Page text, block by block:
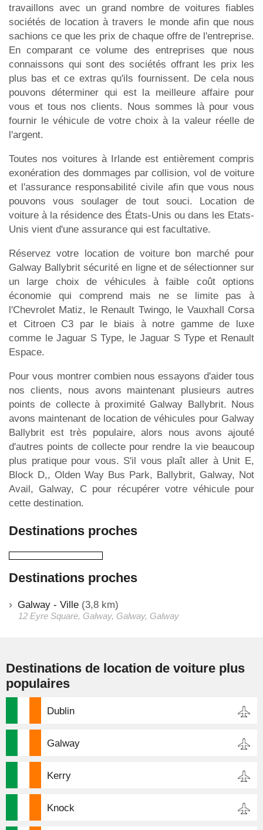
travaillons avec un grand nombre de voitures fiables
sociétés de location à travers le monde afin que nous
sachions ce que les prix de chaque offre de l'entreprise.
En comparant ce volume des entreprises que nous
connaissons qui sont des sociétés offrant les prix les
plus bas et ce extras qu'ils fournissent. De cela nous
pouvons déterminer qui est la meilleure affaire pour
vous et tous nos clients. Nous sommes là pour vous
fournir le véhicule de votre choix à la valeur réelle de
l'argent.
Toutes nos voitures à Irlande est entièrement compris
exonération des dommages par collision, vol de voiture
et l'assurance responsabilité civile afin que vous nous
pouvons vous soulager de tout souci. Location de
voiture à la résidence des États-Unis ou dans les Etats-
Unis vient d'une assurance qui est facultative.
Réservez votre location de voiture bon marché pour
Galway Ballybrit sécurité en ligne et de sélectionner sur
un large choix de véhicules à faible coût options
économie qui comprend mais ne se limite pas à
l'Chevrolet Matiz, le Renault Twingo, le Vauxhall Corsa
et Citroen C3 par le biais à notre gamme de luxe
comme le Jaguar S Type, le Jaguar S Type et Renault
Espace.
Pour vous montrer combien nous essayons d'aider tous
nos clients, nous avons maintenant plusieurs autres
points de collecte à proximité Galway Ballybrit. Nous
avons maintenant de location de véhicules pour Galway
Ballybrit est très populaire, alors nous avons ajouté
d'autres points de collecte pour rendre la vie beaucoup
plus pratique pour vous. S'il vous plaît aller à Unit E,
Block D,, Olden Way Bus Park, Ballybrit, Galway, Not
Avail, Galway, C pour récupérer votre véhicule pour
cette destination.
Destinations proches
Destinations proches
Galway - Ville (3,8 km)
12 Eyre Square, Galway, Galway, Galway
Destinations de location de voiture plus
populaires
Dublin
Galway
Kerry
Knock